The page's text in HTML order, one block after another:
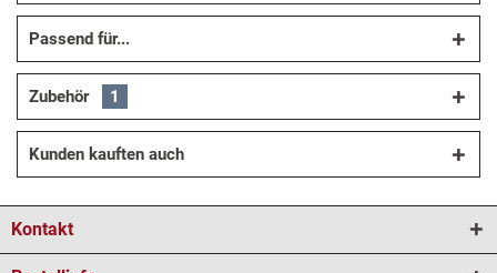
Passend für...
Zubehör 1
Kunden kauften auch
Kontakt